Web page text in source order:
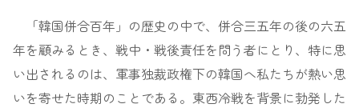
「韓国併合百年」の歴史の中で、併合三五年の後の六五
年を顧みるとき、戦中・戦後責任を問う者にとり、特に思
い出されるのは、軍事独裁政権下の韓国へ私たちが熱い思
いを寄せた時期のことである。東西冷戦を背景に勃発した